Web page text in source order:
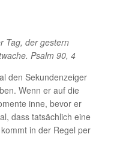
Tag, der gestern
Psalm 90, 4
den Sekundenzeiger
Wenn er auf die
inne, bevor er
dass tatsächlich eine
in der Regel per